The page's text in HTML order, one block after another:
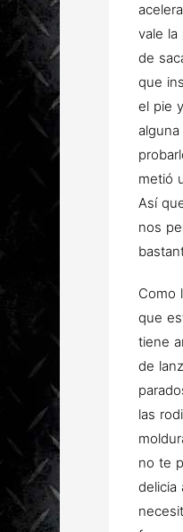
vale
de
que
el pie
metió
Así
nos
Como
que
tiene
de
las
no te
delicia